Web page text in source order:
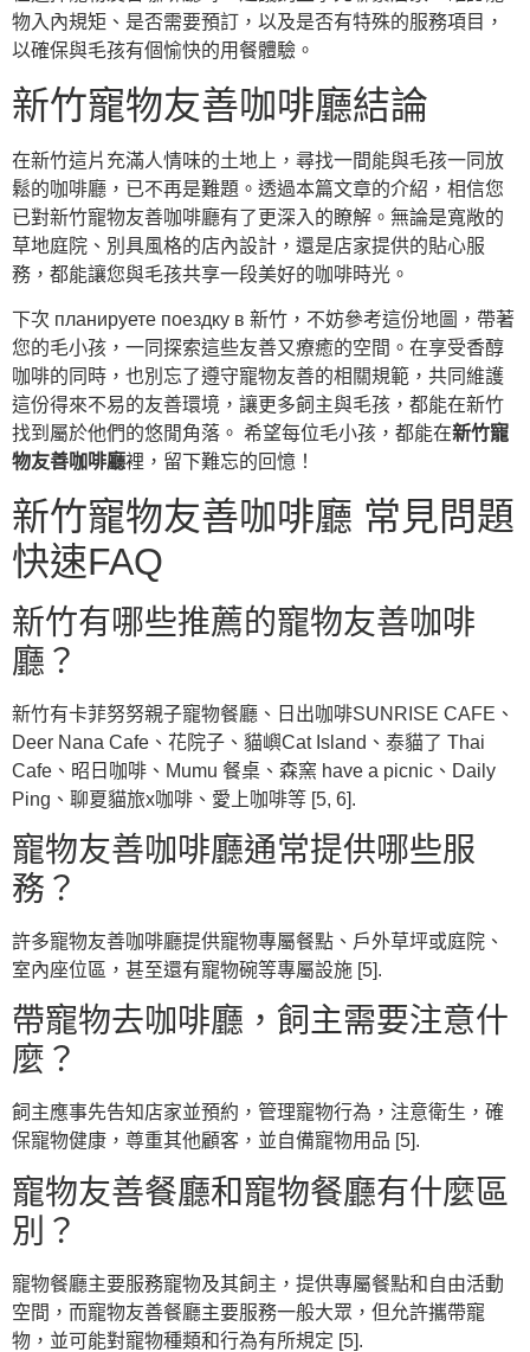
物入內規矩、是否需要預訂，以及是否有特殊的服務項目，
以確保與毛孩有個愉快的用餐體驗。
新竹寵物友善咖啡廳結論
在新竹這片充滿人情味的土地上，尋找一間能與毛孩一同放
鬆的咖啡廳，已不再是難題。透過本篇文章的介紹，相信您
已對新竹寵物友善咖啡廳有了更深入的瞭解。無論是寬敞的
草地庭院、別具風格的店內設計，還是店家提供的貼心服
務，都能讓您與毛孩共享一段美好的咖啡時光。
下次 планируете поездку в 新竹，不妨參考這份地圖，帶著
您的毛小孩，一同探索這些友善又療癒的空間。在享受香醇
咖啡的同時，也別忘了遵守寵物友善的相關規範，共同維護
這份得來不易的友善環境，讓更多飼主與毛孩，都能在新竹
找到屬於他們的悠閒角落。 希望每位毛小孩，都能在新竹寵
物友善咖啡廳裡，留下難忘的回憶！
新竹寵物友善咖啡廳 常見問題
快速FAQ
新竹有哪些推薦的寵物友善咖啡
廳？
新竹有卡菲努努親子寵物餐廳、日出咖啡SUNRISE CAFE、
Deer Nana Cafe、花院子、貓嶼Cat Island、泰貓了 Thai
Cafe、昭日咖啡、Mumu 餐桌、森窯 have a picnic、Daily
Ping、聊夏貓旅x咖啡、愛上咖啡等 [5, 6].
寵物友善咖啡廳通常提供哪些服
務？
許多寵物友善咖啡廳提供寵物專屬餐點、戶外草坪或庭院、
室內座位區，甚至還有寵物碗等專屬設施 [5].
帶寵物去咖啡廳，飼主需要注意什
麼？
飼主應事先告知店家並預約，管理寵物行為，注意衛生，確
保寵物健康，尊重其他顧客，並自備寵物用品 [5].
寵物友善餐廳和寵物餐廳有什麼區
別？
寵物餐廳主要服務寵物及其飼主，提供專屬餐點和自由活動
空間，而寵物友善餐廳主要服務一般大眾，但允許攜帶寵
物，並可能對寵物種類和行為有所規定 [5].